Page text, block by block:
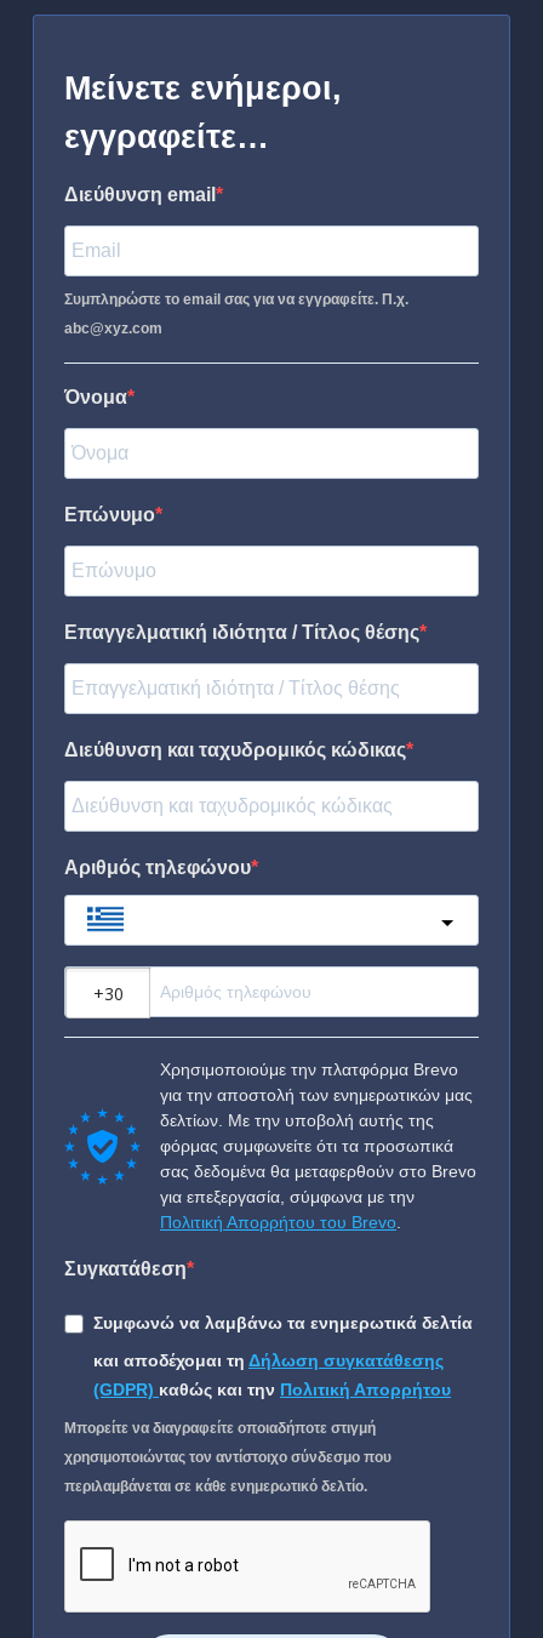
Μείνετε ενήμεροι,
εγγραφείτε…
Διεύθυνση email
Συμπληρώστε το email σας για να εγγραφείτε. Π.χ.
abc@xyz.com
Όνομα
Επώνυμο
Επαγγελματική ιδιότητα / Τίτλος θέσης
Διεύθυνση και ταχυδρομικός κώδικας
Αριθμός τηλεφώνου
Χρησιμοποιούμε την πλατφόρμα Brevo
για την αποστολή των ενημερωτικών μας
δελτίων. Με την υποβολή αυτής της
φόρμας συμφωνείτε ότι τα προσωπικά
σας δεδομένα θα μεταφερθούν στο Brevo
για επεξεργασία, σύμφωνα με την
Πολιτική Απορρήτου του Brevo
Συγκατάθεση
Συμφωνώ να λαμβάνω τα ενημερωτικά δελτία
και αποδέχομαι τη Δήλωση συγκατάθεσης
(GDPR) καθώς και την Πολιτική Απορρήτου
Μπορείτε να διαγραφείτε οποιαδήποτε στιγμή
χρησιμοποιώντας τον αντίστοιχο σύνδεσμο που
περιλαμβάνεται σε κάθε ενημερωτικό δελτίο.